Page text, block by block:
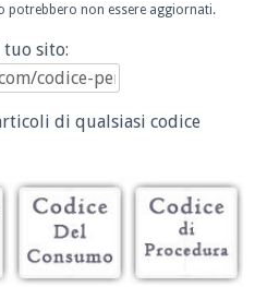
potrebbero non essere aggiornati.
tuo sito:
di qualsiasi codice